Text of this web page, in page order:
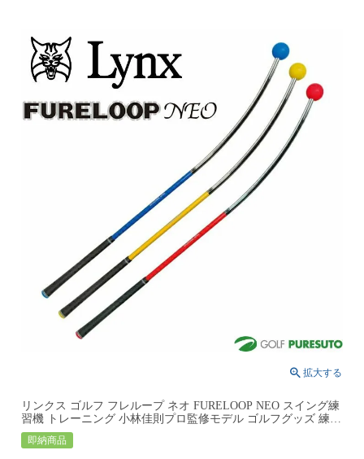
リンクス ゴルフ フレループ ネオ FURELOOP NEO スイング練
習機 トレーニング 小林佳則プロ監修モデル ゴルフグッズ 練習
器具 Lynx GOLF
即納商品